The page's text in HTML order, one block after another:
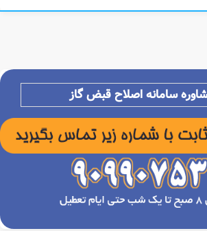
سامانه اصلاح قبض گاز